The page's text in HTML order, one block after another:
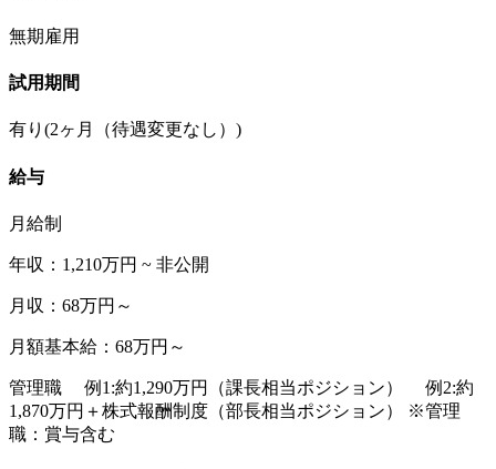
無期雇用
試用期間
有り(2ヶ月（待遇変更なし）)
給与
月給制
年収：1,210万円 ~ 非公開
月収：68万円～
月額基本給：68万円～
管理職 例1:約1,290万円（課長相当ポジション） 例2:約
1,870万円＋株式報酬制度（部長相当ポジション） ※管理
職：賞与含む